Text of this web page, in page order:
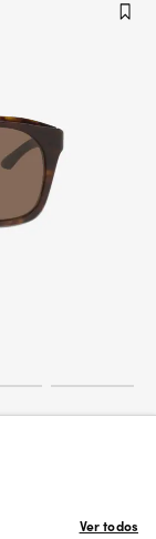
Ver todos